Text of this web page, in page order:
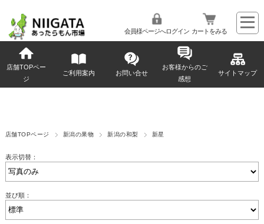
会員様ページへログイン カートをみる
店舗TOPペー
ジ
ご利用案内 お問い合せ
お客様からのご
感想
サイトマップ
店舗TOPページ 新潟の果物 新潟の和梨 新星
表示切替：
並び順：